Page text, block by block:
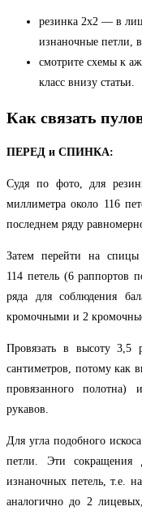
резинка 2х2 — в
изнаночные петли,
смотрите схемы к
класс внизу статьи.
Как связать
ПЕРЕД и СПИНКА:
Судя по фото, для
миллиметра около 116
последнем ряду
Затем перейти на
114 петель (6 раппортов
ряда для соблюдения
кромочными и 2
Провязать в высоту 3,5
сантиметров, потому как
провязанного полотна)
рукавов.
Для угла подобного
петли. Эти сокращения
изнаночных петель, т.е.
аналогично до 2